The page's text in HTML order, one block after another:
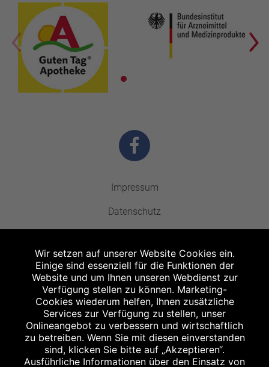
Impressum
Datenschutz
Kontakt
Bildnachweis
Stellenangebote
Wir setzen auf unserer Website Cookies ein.
Einige sind essenziell für die Funktionen der
Website und um Ihnen unseren Webdienst zur
Verfügung stellen zu können. Marketing-
Cookies wiederum helfen, Ihnen zusätzliche
Services zur Verfügung zu stellen, unser
Onlineangebot zu verbessern und wirtschaftlich
zu betreiben. Wenn Sie mit diesen einverstanden
sind, klicken Sie bitte auf „Akzeptieren“.
Ausführliche Informationen über den Einsatz von